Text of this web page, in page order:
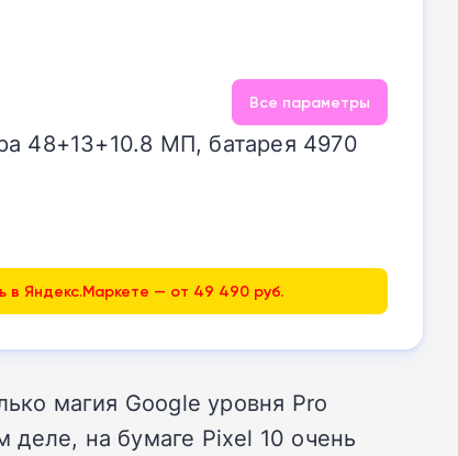
Все параметры
48+13+10.8 МП, батарея 4970
в Яндекс.Маркете — от 49 490 руб.
магия Google уровня Pro
деле, на бумаге Pixel 10 очень